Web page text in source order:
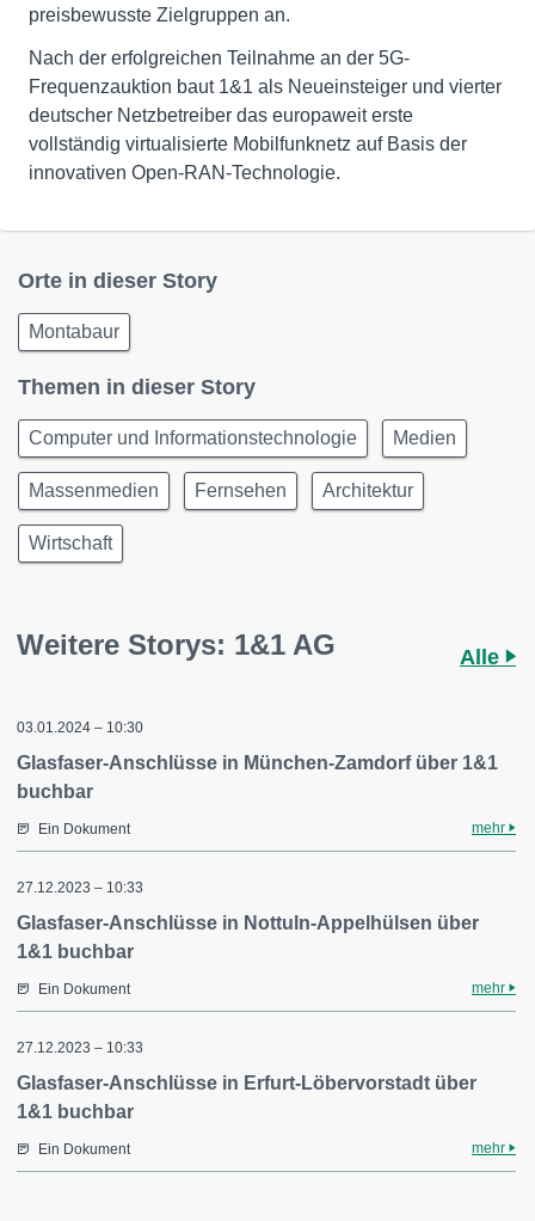
preisbewusste Zielgruppen an.
Nach der erfolgreichen Teilnahme an der 5G-
Frequenzauktion baut 1&1 als Neueinsteiger und vierter
deutscher Netzbetreiber das europaweit erste
vollständig virtualisierte Mobilfunknetz auf Basis der
innovativen Open-RAN-Technologie.
Orte in dieser Story
Montabaur
Themen in dieser Story
Computer und Informationstechnologie Medien
Massenmedien Fernsehen Architektur
Wirtschaft
Weitere Storys: 1&1 AG Alle
03.01.2024 – 10:30
Glasfaser-Anschlüsse in München-Zamdorf über 1&1
buchbar
Ein Dokument mehr
27.12.2023 – 10:33
Glasfaser-Anschlüsse in Nottuln-Appelhülsen über
1&1 buchbar
Ein Dokument mehr
27.12.2023 – 10:33
Glasfaser-Anschlüsse in Erfurt-Löbervorstadt über
1&1 buchbar
Ein Dokument mehr